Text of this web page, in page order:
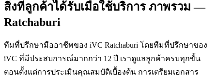
สิ่งที่ลูกค้าได้รับเมื่อใช้บริการ ภาพรวม —
Ratchaburi
ทีมที่ปรึกษามืออาชีพของ iVC Ratchaburi โดยทีมที่ปรึกษาของ
iVC ที่มีประสบการณ์มากกว่า 12 ปี เราดูแลลูกค้าครบทุกขั้น
ตอนตั้งแต่การประเมินคุณสมบัติเบื้องต้น การเตรียมเอกสาร